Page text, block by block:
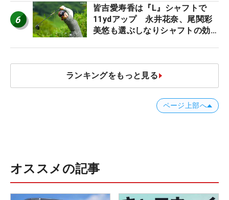
6
皆吉愛寿香は『L』シャフトで
11ydアップ 永井花奈、尾関彩
美悠も選ぶしなりシャフトの効果
ランキングをもっと見る
ページ上部へ
オススメの記事